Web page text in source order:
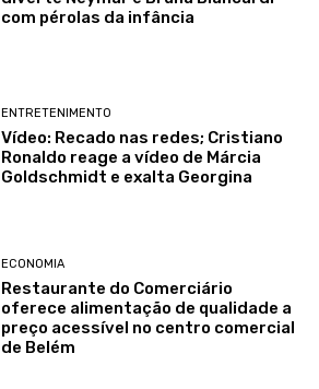
com pérolas da infância
ENTRETENIMENTO
Vídeo: Recado nas redes; Cristiano
Ronaldo reage a vídeo de Márcia
Goldschmidt e exalta Georgina
ECONOMIA
Restaurante do Comerciário
oferece alimentação de qualidade a
preço acessível no centro comercial
de Belém